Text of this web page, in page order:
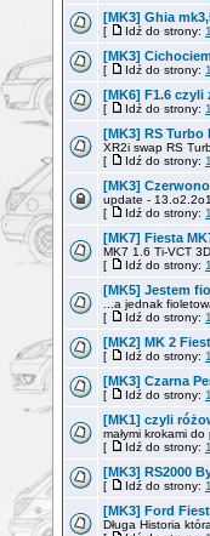
[MK3] Ghia
[ Idź do strony: 1
[MK3]
[ Idź do strony: 1
[MK6] F1.6 czyli
[ Idź do strony: 1
[MK3] RS Turbo
XR2i swap RS
[
Idź do strony: 1
[MK3]
update -
[
Idź do strony: 1
[MK7] Fiesta
MK7 1.6 Ti-VCT
[
Idź do strony: 1
[MK5] Jestem
...a jednak
[
Idź do strony: 1
[MK2] MK 2
[ Idź do strony: 1
[MK3] Czarna
[ Idź do strony: 1
[MK1] czyli
małymi krokami do
[
Idź do strony: 1
[MK3] RS2000
[ Idź do strony: 1
[MK3] Ford
Długa Historia